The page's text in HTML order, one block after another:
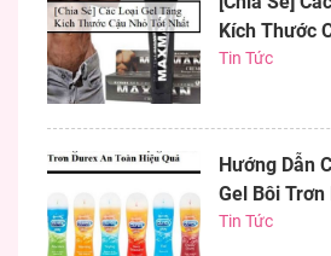
Kích Thước
Tin Tức
Hướng Dẫn
Gel Bôi Trơn
Hiệu Quả
Tin Tức